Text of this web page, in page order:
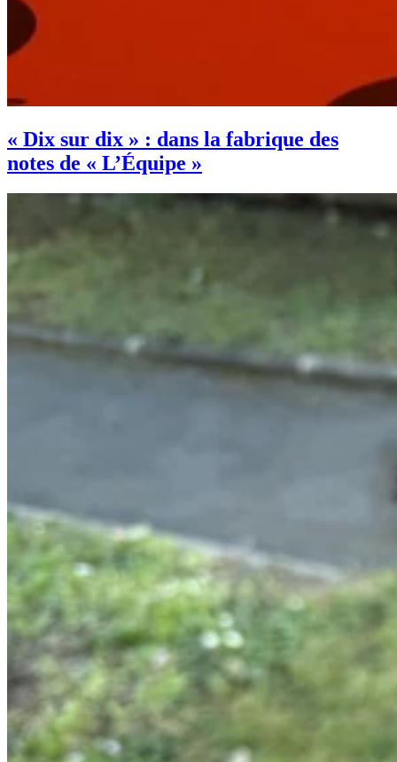
« Dix sur dix » : dans la fabrique des
notes de « L’Équipe »